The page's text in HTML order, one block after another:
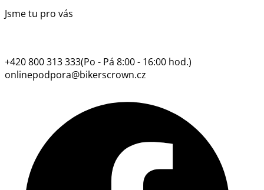
Jsme tu pro vás
+420 800 313 333(Po - Pá 8:00 - 16:00 hod.)
onlinepodpora@bikerscrown.cz